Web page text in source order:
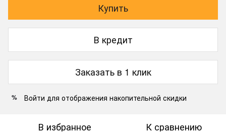
Купить
В кредит
Заказать в 1 клик
% Войти для отображения накопительной скидки
В избранное К сравнению